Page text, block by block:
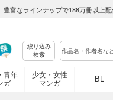
富なラインナップで188万冊以上配
絞り込み
検索
青年
ガ
少女・女性
マンガ
BL